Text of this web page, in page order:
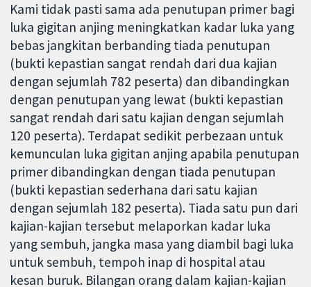
Kami tidak pasti sama ada penutupan primer bagi
luka gigitan anjing meningkatkan kadar luka yang
bebas jangkitan berbanding tiada penutupan
(bukti kepastian sangat rendah dari dua kajian
dengan sejumlah 782 peserta) dan dibandingkan
dengan penutupan yang lewat (bukti kepastian
sangat rendah dari satu kajian dengan sejumlah
120 peserta). Terdapat sedikit perbezaan untuk
kemunculan luka gigitan anjing apabila penutupan
primer dibandingkan dengan tiada penutupan
(bukti kepastian sederhana dari satu kajian
dengan sejumlah 182 peserta). Tiada satu pun dari
kajian-kajian tersebut melaporkan kadar luka
yang sembuh, jangka masa yang diambil bagi luka
untuk sembuh, tempoh inap di hospital atau
kesan buruk. Bilangan orang dalam kajian-kajian